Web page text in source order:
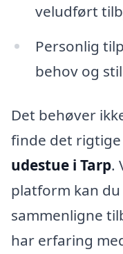
veludført
Personlig
behov og
Det behøver
finde det
udestue i Tarp.
platform kan
sammenligne
har erfaring